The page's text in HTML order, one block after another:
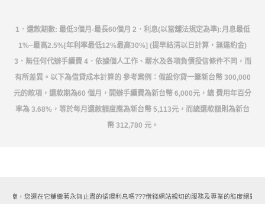
1．還款期數: 最低3個月-最長60個月 2．利息(以當舖法規定為準):月息最低
1%~最高2.5%[年利率最低12%最高30%] (提早結清以日計算，無違約金)
3．無任何代辦手續費 4．依據個人工作、薪水及各項負債授信條件不同，而
有所差異。以下為借貸成本計算的 參考案例：假設你貸一筆新台幣 300,000
元的款項，還款期為60 個月，開辦手續費為新台幣 6,000元，總 費用年百分
率為 3.68%，等於每月還款額度應為新台幣 5,113元，而總還款額則為新台
幣 312,780 元。
方案，您還在它舖繳著永無止盡的循環利息嗎???借錢網站親切的服務及專業的態度絕對